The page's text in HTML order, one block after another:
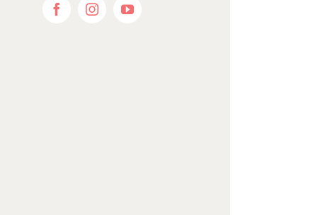
FacebookInstagramYouTube